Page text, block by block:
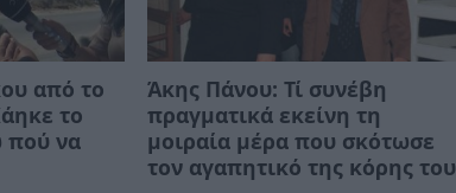
από το
το
πού να
Άκης Πάνου: Τί συνέβη
πραγματικά εκείνη τη
μοιραία μέρα που σκότωσε
τον αγαπητικό της κόρης του